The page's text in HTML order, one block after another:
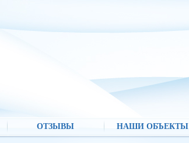
ОТЗЫВЫ НАШИ ОБЪЕКТЫ